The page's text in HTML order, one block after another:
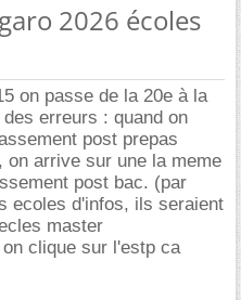
2026 écoles
on passe de la 20e à la
erreurs : quand on
post prepas
on arrive sur une la meme
post bac. (par
ecoles d'infos, ils seraient
master
clique sur l'estp ca